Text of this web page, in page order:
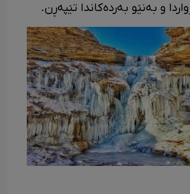
و بەنێو بەردەکاندا تێپەڕن.